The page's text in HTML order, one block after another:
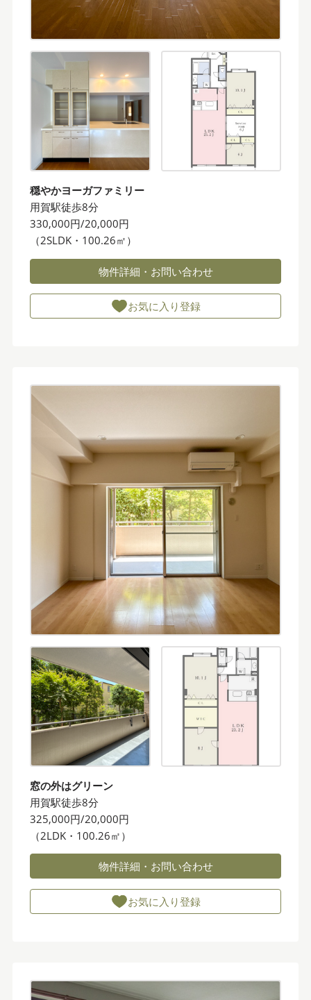
穏やかヨーガファミリー
用賀駅徒歩8分
330,000円/20,000円
（2SLDK・100.26㎡）
物件詳細・お問い合わせ
お気に入り登録
窓の外はグリーン
用賀駅徒歩8分
325,000円/20,000円
（2LDK・100.26㎡）
物件詳細・お問い合わせ
お気に入り登録